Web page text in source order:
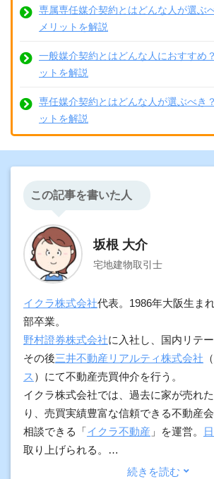
専属専任媒介契約とはどんな人が選ぶ
メリットを解説
一般媒介契約とはどんな人におすすめ
ットを解説
専任媒介契約とはどんな人が選ぶべき
ットを解説
この記事を書いた人
坂根 大介
宅地建物取引士
イクラ株式会社代表。1986年大阪生ま
部卒業。
野村證券株式会社に入社し、国内リテ
その後三井不動産リアルティ株式会社 （
ス ）にて不動産売買仲介を行う。
イクラ株式会社では、過去に家が売れ
り、売買実績豊富な信頼できる不動産
相談できる「イクラ不動産 」を運営。
取り上げられる。
加えて、契約実務や物件調査の経験を